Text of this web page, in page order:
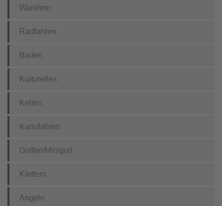
Wandern
Radfahren
Baden
Kulturelles
Kelten
Kanufahren
Golfen/Minigolf
Klettern
Angeln